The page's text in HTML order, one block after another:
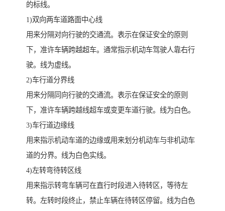
的标线。
1)双向两车道路面中心线
用来分隔对向行驶的交通流。表示在保证安全的原则
下，准许车辆跨越超车。通常指示机动车驾驶人靠右行
驶。线为虚线。
2)车行道分界线
用来分隔同向行驶的交通流。表示在保证安全的原则
下，准许车辆跨越线超车或变更车道行驶。线为白色。
3)车行道边缘线
用来指示机动车道的边缘或用来划分机动车与非机动车
道的分界。线为白色实线。
4)左转弯待转区线
用来指示转弯车辆可在直行时段进入待转区，等待左
转。左转时段终止，禁止车辆在待转区停留。线为白色